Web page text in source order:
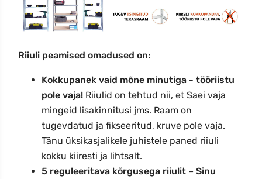
Riiuli peamised omadused on:
Kokkupanek vaid mõne minutiga - tööriistu
pole vaja! Riiulid on tehtud nii, et Saei vaja
mingeid lisakinnitusi jms. Raam on
tugevdatud ja fikseeritud, kruve pole vaja.
Tänu üksikasjalikele juhistele paned riiuli
kokku kiiresti ja lihtsalt.
5 reguleeritava kõrgusega riiulit – Sinu